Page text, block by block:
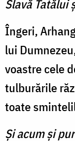
Slavă Tatălui
Îngeri,
lui
voastre cele
tulburările
toate
Şi acum şi